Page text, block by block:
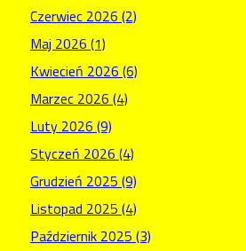
Czerwiec 2026 (2)
Maj 2026 (1)
Kwiecień 2026 (6)
Marzec 2026 (4)
Luty 2026 (9)
Styczeń 2026 (4)
Grudzień 2025 (9)
Listopad 2025 (4)
Październik 2025 (3)